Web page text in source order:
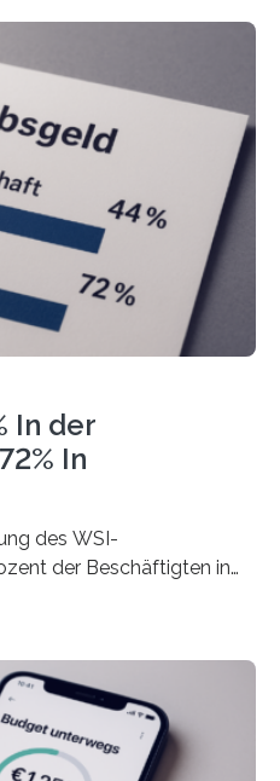
man nur die Gründungen
Leipzig an der Spitze. In
Personen in eine
dahinter folgten die
und Köln. Betrachtet man
– die Anzahl
je…
In der
In
des WSI-
der Beschäftigten in
der Anteil mit 72 Prozent
teurer geworden. Für
das zumeist im Juni oder
ein wichtiger Faktor, um
leisten zu